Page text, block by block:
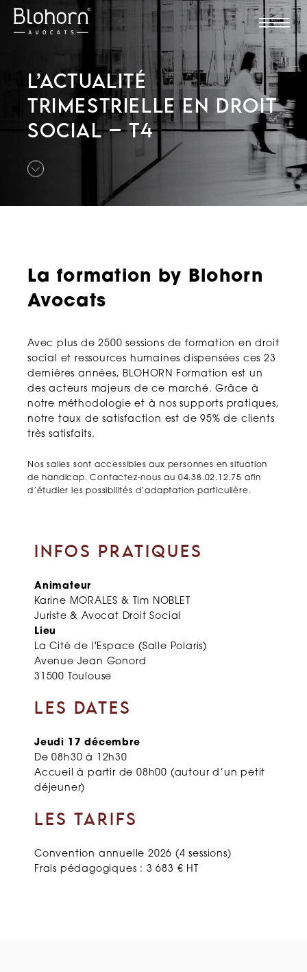
L’ACTUALITÉ
TRIMESTRIELLE EN DROIT
SOCIAL – T4
La formation by Blohorn
Avocats
Avec plus de 2500 sessions de formation en droit
social et ressources humaines dispensées ces 23
dernières années, BLOHORN Formation est un
des acteurs majeurs de ce marché. Grâce à
notre méthodologie et à nos supports pratiques,
notre taux de satisfaction est de 95% de clients
très satisfaits.
Nos salles sont accessibles aux personnes en situation
de handicap. Contactez-nous au 04.38.02.12.75 afin
d’étudier les possibilités d’adaptation particulière.
INFOS PRATIQUES
Animateur
Karine MORALES & Tim NOBLET
Juriste & Avocat Droit Social
Lieu
La Cité de l'Espace (Salle Polaris)
Avenue Jean Gonord
31500 Toulouse
LES DATES
Jeudi 17 décembre
De 08h30 à 12h30
Accueil à partir de 08h00 (autour d’un petit
déjeuner)
LES TARIFS
Convention annuelle 2026 (4 sessions)
Frais pédagogiques : 3 683 € HT